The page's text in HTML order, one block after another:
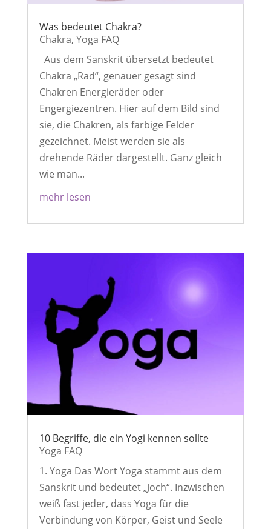
Was bedeutet Chakra?
Chakra, Yoga FAQ
Aus dem Sanskrit übersetzt bedeutet
Chakra „Rad“, genauer gesagt sind
Chakren Energieräder oder
Engergiezentren. Hier auf dem Bild sind
sie, die Chakren, als farbige Felder
gezeichnet. Meist werden sie als
drehende Räder dargestellt. Ganz gleich
wie man...
mehr lesen
10 Begriffe, die ein Yogi kennen sollte
Yoga FAQ
1. Yoga Das Wort Yoga stammt aus dem
Sanskrit und bedeutet „Joch“. Inzwischen
weiß fast jeder, dass Yoga für die
Verbindung von Körper, Geist und Seele